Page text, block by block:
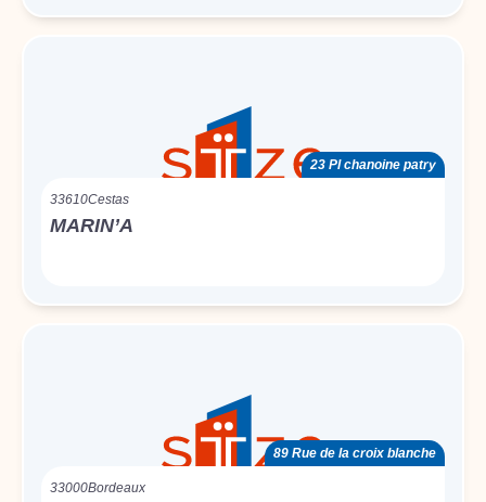
23 Pl chanoine patry
33610Cestas
MARIN’A
89 Rue de la croix blanche
33000Bordeaux